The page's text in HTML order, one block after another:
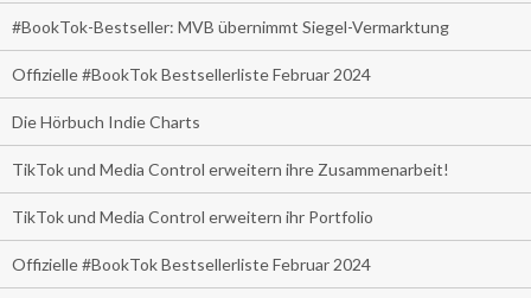
#BookTok-Bestseller: MVB übernimmt Siegel-Vermarktung
Offizielle #BookTok Bestsellerliste Februar 2024
Die Hörbuch Indie Charts
TikTok und Media Control erweitern ihre Zusammenarbeit!
TikTok und Media Control erweitern ihr Portfolio
Offizielle #BookTok Bestsellerliste Februar 2024